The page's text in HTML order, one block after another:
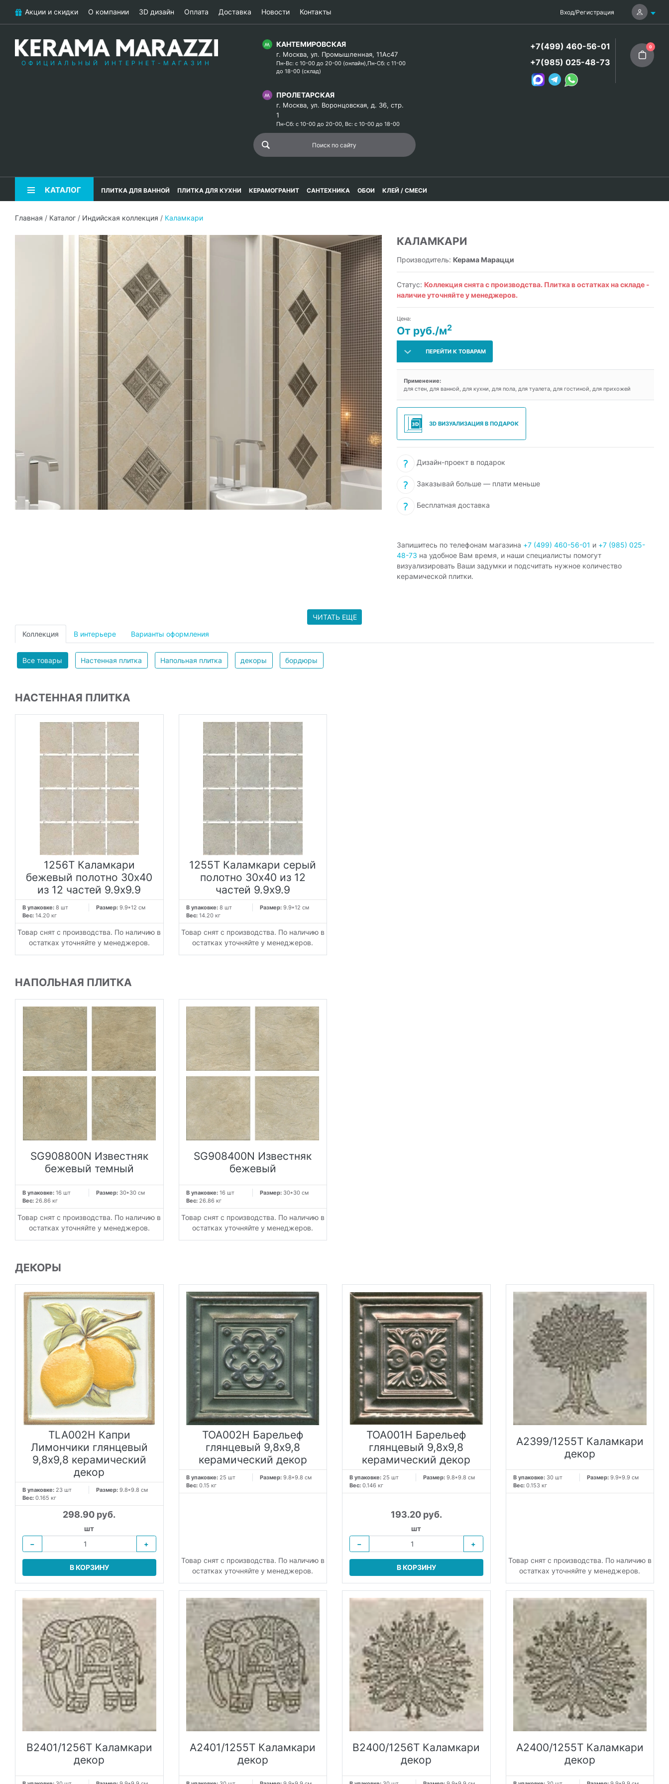
Акции и скидки О компании 3D дизайн Оплата Доставка Новости Контакты Вход/Регистрация
ОФИЦИАЛЬНЫЙ ИНТЕРНЕТ-МАГАЗИН
КАНТЕМИРОВСКАЯ
г. Москва, ул. Промышленная, 11Ас47
Пн-Вс: с 10-00 до 20-00 (онлайн),Пн-Сб: с 11-00
до 18-00 (склад)
ПРОЛЕТАРСКАЯ
г. Москва, ул. Воронцовская, д. 36, стр.
1
Пн-Сб: с 10-00 до 20-00, Вс: с 10-00 до 18-00
+7(499) 460-56-01
+7(985) 025-48-73
0
КАТАЛОГ ПЛИТКА ДЛЯ ВАННОЙ ПЛИТКА ДЛЯ КУХНИ КЕРАМОГРАНИТ САНТЕХНИКА ОБОИ КЛЕЙ / СМЕСИ
Главная / Каталог / Индийская коллекция / Каламкари
КАЛАМКАРИ
Производитель: Керама Марацци
Статус: Коллекция снята с производства. Плитка в остатках на складе -
наличие уточняйте у менеджеров.
Цена:
От руб./м2
ПЕРЕЙТИ К ТОВАРАМ
Применение:
для стен, для ванной, для кухни, для пола, для туалета, для гостиной, для прихожей
3D ВИЗУАЛИЗАЦИЯ В ПОДАРОК
Дизайн-проект в подарок
Заказывай больше — плати меньше
Бесплатная доставка
Запишитесь по телефонам магазина +7 (499) 460-56-01 и +7 (985) 025-
48-73 на удобное Вам время, и наши специалисты помогут
визуализировать Ваши задумки и подсчитать нужное количество
керамической плитки.
ЧИТАТЬ ЕЩЕ
Коллекция В интерьере Варианты оформления
Все товары Настенная плитка Напольная плитка декоры бордюры
НАСТЕННАЯ ПЛИТКА
1256T Каламкари
бежевый полотно 30х40
из 12 частей 9.9х9.9
В упаковке: 8 шт Размер:9.9*12 см
Вес: 14.20 кг
Товар снят с производства. По наличию в
остатках уточняйте у менеджеров.
1255T Каламкари серый
полотно 30х40 из 12
частей 9.9х9.9
В упаковке:8 шт Размер: 9.9*12 см
Вес: 14.20 кг
Товар снят с производства. По наличию в
остатках уточняйте у менеджеров.
НАПОЛЬНАЯ ПЛИТКА
SG908800N Известняк
бежевый темный
В упаковке: 16 шт Размер: 30*30 см
Вес: 26.86 кг
Товар снят с производства. По наличию в
остатках уточняйте у менеджеров.
SG908400N Известняк
бежевый
В упаковке:16 шт Размер: 30*30 см
Вес: 26.86 кг
Товар снят с производства. По наличию в
остатках уточняйте у менеджеров.
ДЕКОРЫ
TLA002H Капри
Лимончики глянцевый
9,8х9,8 керамический
декор
В упаковке: 23 шт Размер:9.8*9.8 см
Вес: 0.165 кг
298.90 руб.
шт
−
+
В КОРЗИНУ
TOA002H Барельеф
глянцевый 9,8х9,8
керамический декор
В упаковке:25 шт Размер: 9.8*9.8 см
Вес: 0.15 кг
Товар снят с производства. По наличию в
остатках уточняйте у менеджеров.
TOA001H Барельеф
глянцевый 9,8х9,8
керамический декор
В упаковке: 25 шт Размер:9.8*9.8 см
Вес: 0.146 кг
193.20 руб.
шт
−
+
В КОРЗИНУ
A2399/1255T Каламкари
декор
В упаковке:30 шт Размер: 9.9*9.9 см
Вес: 0.153 кг
Товар снят с производства. По наличию в
остатках уточняйте у менеджеров.
B2401/1256T Каламкари
декор
A2401/1255T Каламкари
декор
B2400/1256T Каламкари
декор
A2400/1255T Каламкари
декор